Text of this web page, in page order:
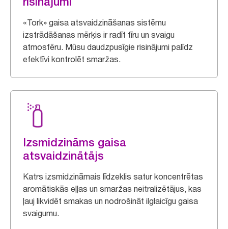
«Tork» gaisa atsvaidzināšanas sistēmu
izstrādāšanas mērķis ir radīt tīru un svaigu
atmosfēru. Mūsu daudzpusīgie risinājumi palīdz
efektīvi kontrolēt smaržas.
Izsmidzināms gaisa
atsvaidzinātājs
Katrs izsmidzināmais līdzeklis satur koncentrētas
aromātiskās eļļas un smaržas neitralizētājus, kas
ļauj likvidēt smakas un nodrošināt ilglaicīgu gaisa
svaigumu.